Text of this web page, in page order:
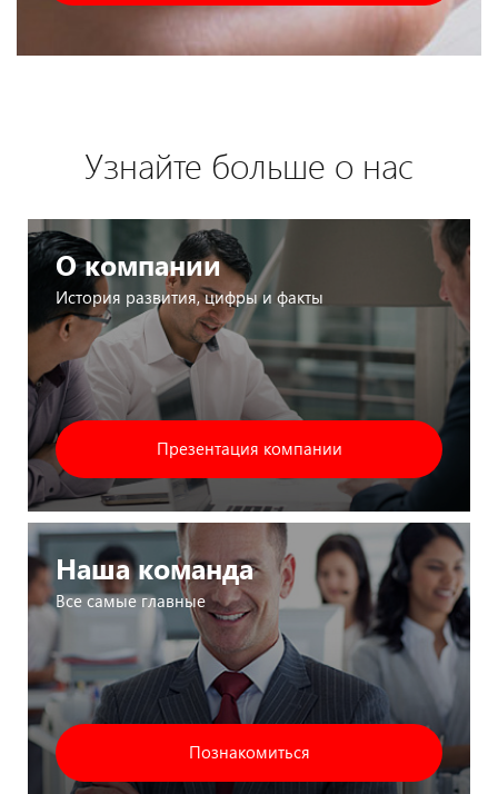
Узнайте больше о нас
О компании
История развития, цифры и факты
Презентация компании
Наша команда
Все самые главные
Познакомиться